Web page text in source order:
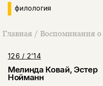
филология
Главная / Воспоминания
126 / 2’14
Мелинда Ковай, Эстер
Нойманн